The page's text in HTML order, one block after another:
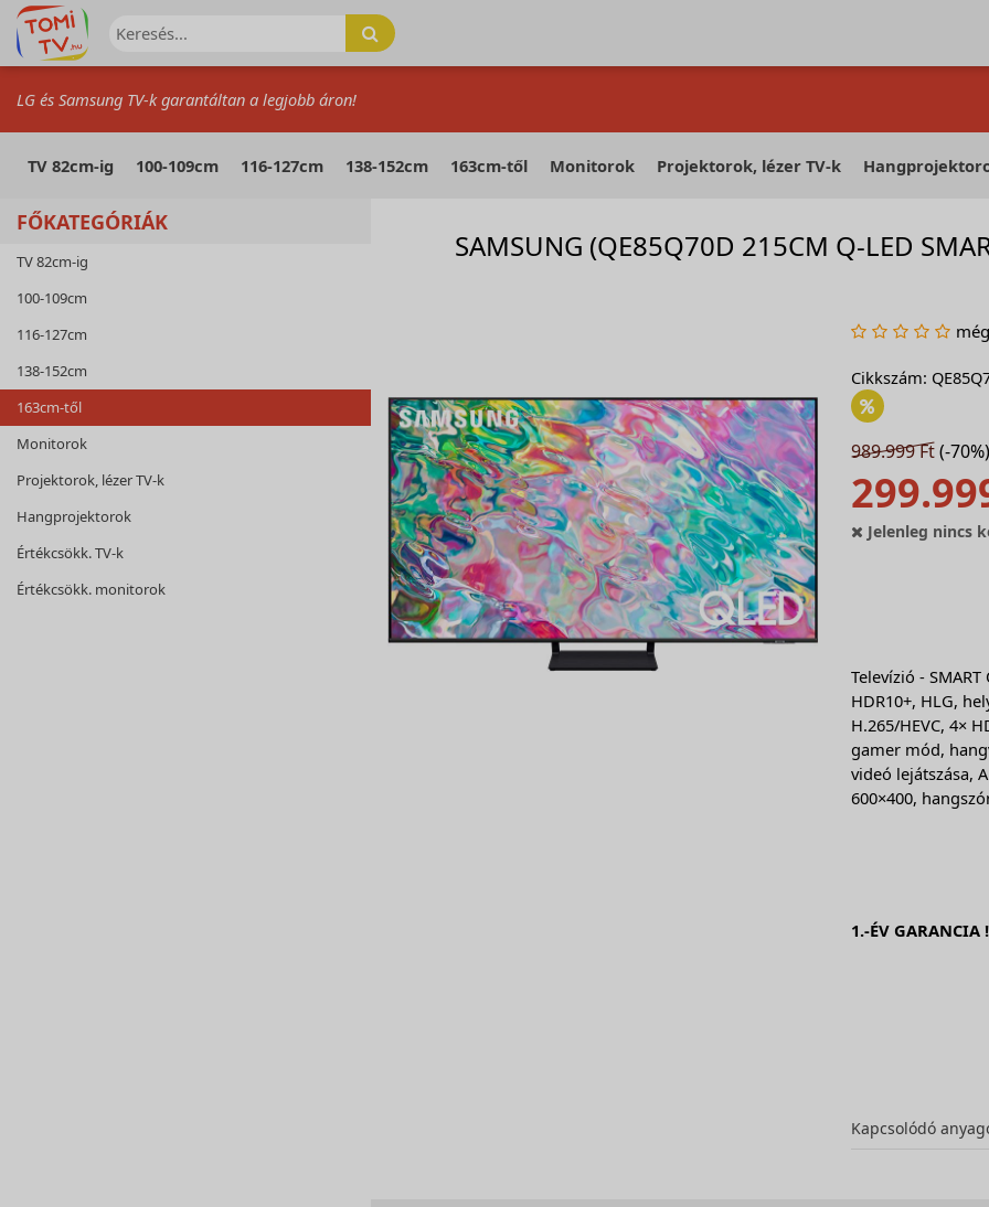
LG és Samsung TV-k garantáltan a legjobb áron!
TV 82cm-ig 100-109cm 116-127cm 138-152cm 163cm-től Monitorok Projektorok, lézer TV-k
FŐKATEGÓRIÁK
TV 82cm-ig
100-109cm
116-127cm
138-152cm
163cm-től
Monitorok
Projektorok, lézer TV-k
Hangprojektorok
Értékcsökk. TV-k
Értékcsökk. monitorok
SAMSUNG (QE85Q70D 215CM Q-LED
Cikkszám:
989.999 Ft(-70%)
Jelenleg nincs
Televízió -
HDR10+, HLG,
H.265/HEVC, 4×
gamer mód,
videó lejátszása,
600×400,
1.-ÉV GARANCIA
Kapcsolódó